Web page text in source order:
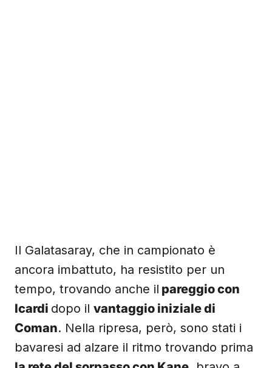
Il Galatasaray, che in campionato è
ancora imbattuto, ha resistito per un
tempo, trovando anche il pareggio con
Icardi dopo il vantaggio iniziale di
Coman. Nella ripresa, però, sono stati i
bavaresi ad alzare il ritmo trovando prima